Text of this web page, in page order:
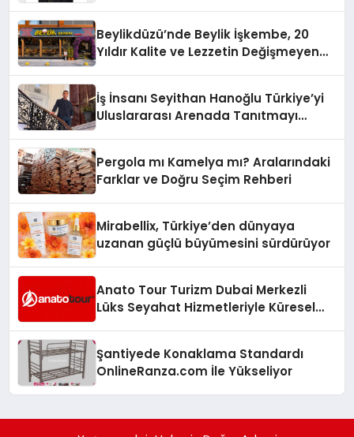
Beylikdüzü’nde Beylik İşkembe, 20
Yıldır Kalite ve Lezzetin Değişmeyen
İş İnsanı Seyithan Hanoğlu Türkiye’yi
Uluslararası Arenada Tanıtmayı
Pergola mı Kamelya mı? Aralarındaki
Farklar ve Doğru Seçim Rehberi
Mirabellix, Türkiye’den dünyaya
uzanan güçlü büyümesini sürdürüyor
Anato Tour Turizm Dubai Merkezli
Lüks Seyahat Hizmetleriyle Küresel
Şantiyede Konaklama Standardı
OnlineRanza.com İle Yükseliyor